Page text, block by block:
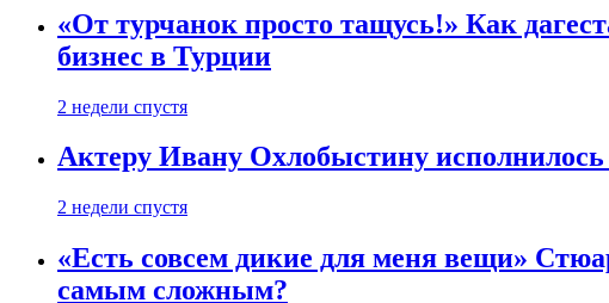
«От турчанок просто тащусь!» Как
бизнес в Турции
2 недели спустя
Актеру Ивану Охлобыстину исполнилось
2 недели спустя
«Есть совсем дикие для меня вещи»
самым сложным?